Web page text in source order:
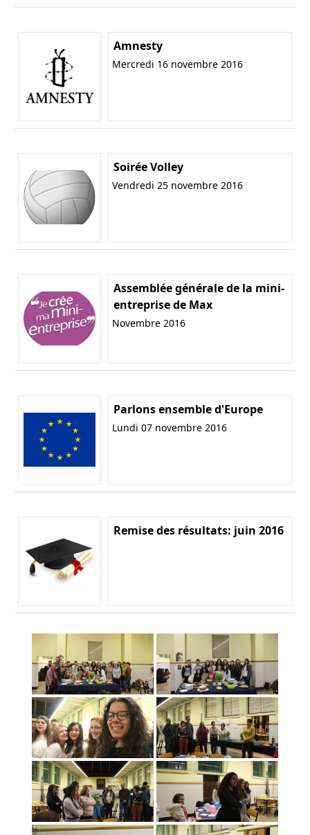
Amnesty
Mercredi 16 novembre 2016
Soirée Volley
Vendredi 25 novembre 2016
Assemblée générale de la mini-
entreprise de Max
Novembre 2016
Parlons ensemble d'Europe
Lundi 07 novembre 2016
Remise des résultats: juin 2016